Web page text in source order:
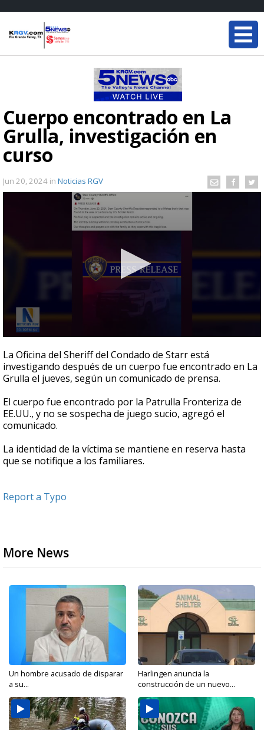
Cuerpo encontrado en La
Grulla, investigación en
curso
Jun 20, 2024 in Noticias RGV
seconds
of
20
seconds
La Oficina del Sheriff del Condado de Starr está
investigando después de un cuerpo fue encontrado en La
Grulla el jueves, según un comunicado de prensa.
El cuerpo fue encontrado por la Patrulla Fronteriza de
EE.UU., y no se sospecha de juego sucio, agregó el
comunicado.
La identidad de la víctima se mantiene en reserva hasta
que se notifique a los familiares.
Report a Typo
More News
Un hombre acusado de disparar
a su...
Harlingen anuncia la
construcción de un nuevo...